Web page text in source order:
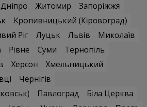
Дніпро Житомир
Запоріжжя
Кропивницький (Кіровоград)
Ріг Луцьк Львів
Миколаїв
Рівне Суми
Тернопіль
Херсон
Хмельницький
Чернігів
Павлоград
Біла Церква